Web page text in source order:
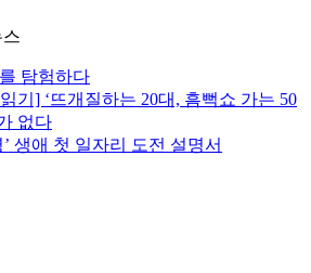
탐험하다
기] ‘뜨개질하는 20대, 흠뻑쇼 가는 50
없다
생애 첫 일자리 도전 설명서